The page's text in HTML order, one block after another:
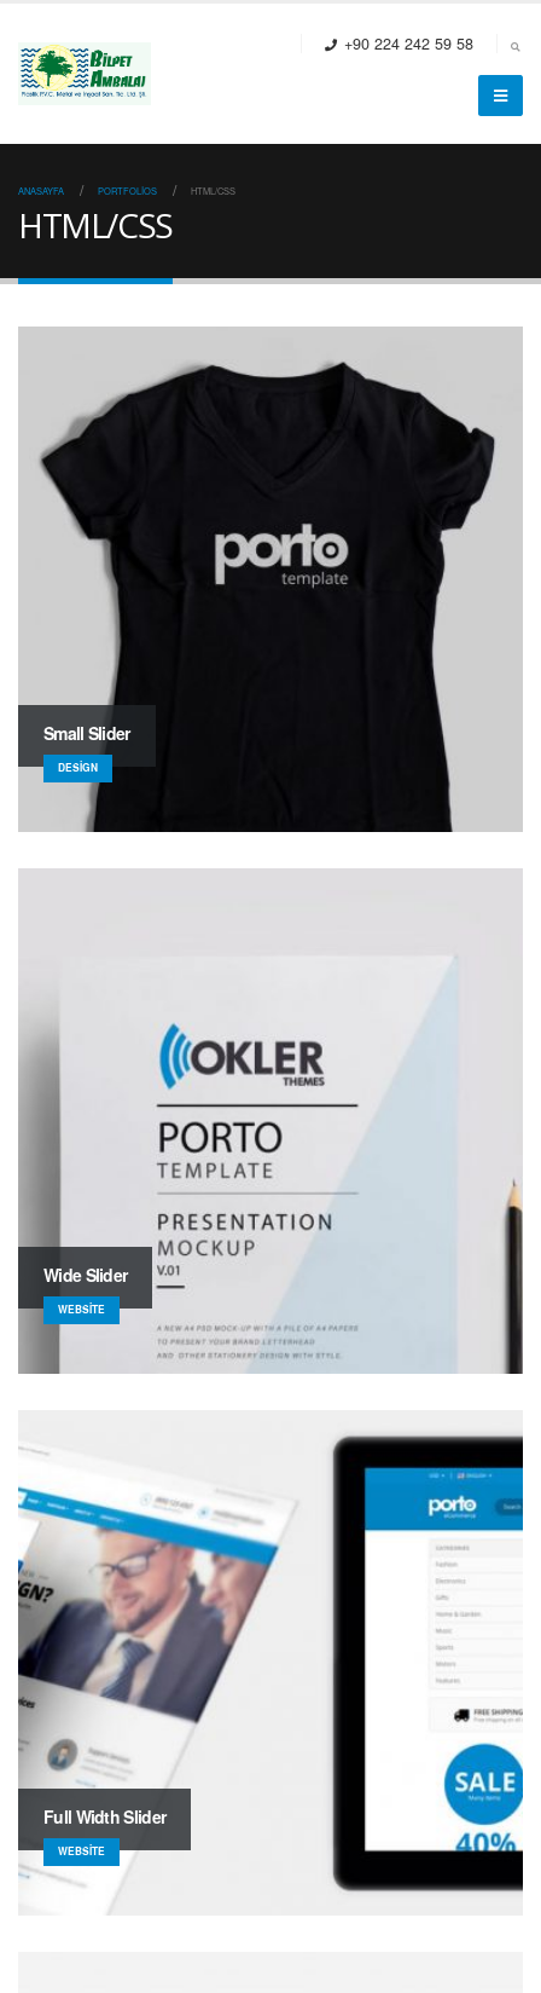
+90 224 242 59 58
ANASAYFA PORTFOLIOS HTML/CSS
HTML/CSS
Small Slider
DESIGN
Wide Slider
WEBSITE
Full Width Slider
WEBSITE